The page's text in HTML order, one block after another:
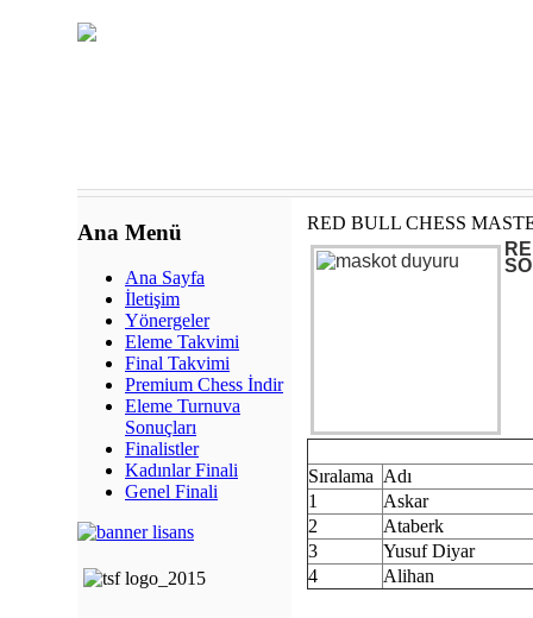
Ana Menü
Ana Sayfa
İletişim
Yönergeler
Eleme Takvimi
Final Takvimi
Premium Chess İndir
Eleme Turnuva
Sonuçları
Finalistler
Kadınlar Finali
Genel Finali
RED BULL CHESS
Sıralama Adı
1
Askar
2
Ataberk
3
Yusuf Diyar
4
Alihan